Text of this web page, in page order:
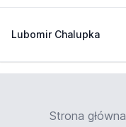
Lubomir Chalupka
Strona główna